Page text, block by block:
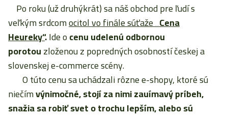
Po roku (už druhýkrát) sa náš obchod pre ľudí s
veľkým srdcomocitol vo finále súťaže„Cena
Heureky“.Ide ocenu udelenú odbornou
porotouzloženou z popredných osobností českej a
slovenskej e-commerce scény.
O túto cenu sa uchádzali rôzne e-shopy, ktoré sú
niečímvýnimočné, stojí za nimi zauímavý príbeh,
snažia sa robiť svet o trochu lepším, alebo sú